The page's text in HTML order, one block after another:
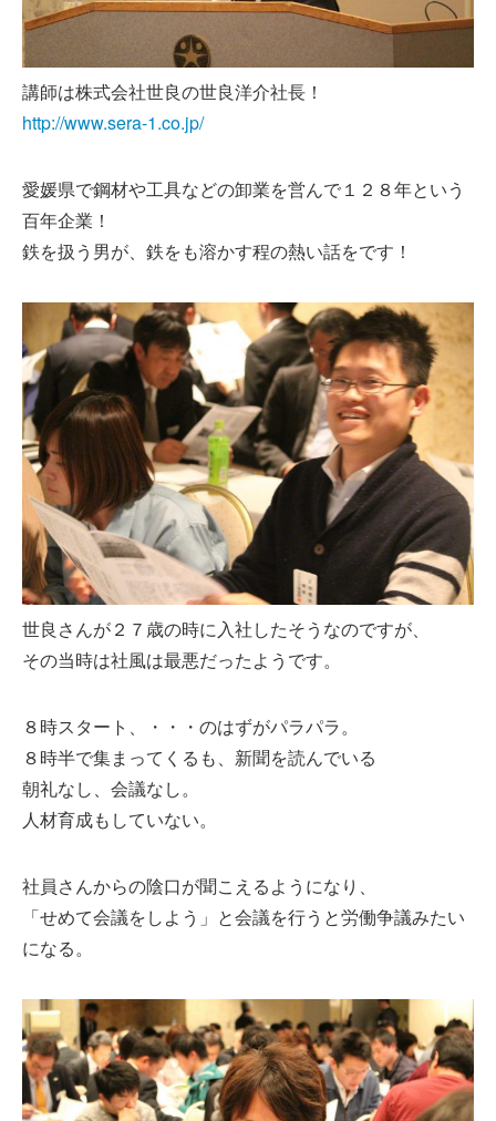
講師は株式会社世良の世良洋介社長！
http://www.sera-1.co.jp/
愛媛県で鋼材や工具などの卸業を営んで１２８年という
百年企業！
鉄を扱う男が、鉄をも溶かす程の熱い話をです！
世良さんが２７歳の時に入社したそうなのですが、
その当時は社風は最悪だったようです。
８時スタート、・・・のはずがパラパラ。
８時半で集まってくるも、新聞を読んでいる
朝礼なし、会議なし。
人材育成もしていない。
社員さんからの陰口が聞こえるようになり、
「せめて会議をしよう」と会議を行うと労働争議みたい
になる。